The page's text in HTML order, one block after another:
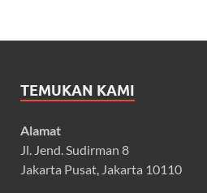
TEMUKAN KAMI
Alamat
Jl. Jend. Sudirman 8
Jakarta Pusat, Jakarta 10110